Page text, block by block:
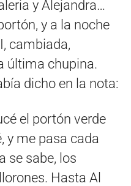
y Alejandra…
y a la noche
cambiada,
última chupina.
dicho en la nota:
el portón verde
y me pasa cada
se sabe, los
Hasta Al